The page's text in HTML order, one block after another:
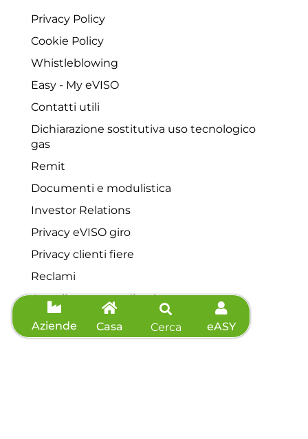
Aziende Casa Cerca eASY
Privacy Policy
Cookie Policy
Whistleblowing
Easy - My eVISO
Contatti utili
Dichiarazione sostitutiva uso tecnologico
gas
Remit
Documenti e modulistica
Investor Relations
Privacy eVISO giro
Privacy clienti fiere
Reclami
Contributo straordinario
Servizio di tutela della vulnerabilità